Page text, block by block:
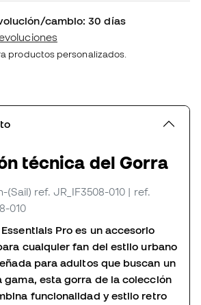
cambio: 30 días
productos personalizados.
técnica del Gorra
(Sail) ref. JR_IF3508-010 | ref.
010
Pro es un accesorio
cualquier fan del estilo urbano
para adultos que buscan un
gama, esta gorra de la colección
funcionalidad y estilo retro